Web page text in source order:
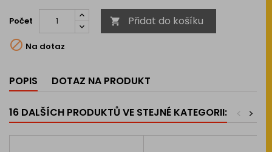
Počet  Přidat do košíku
 Na dotaz
POPIS DOTAZ NA PRODUKT
16 DALŠÍCH PRODUKTŮ VE STEJNÉ KATEGORII: >
<